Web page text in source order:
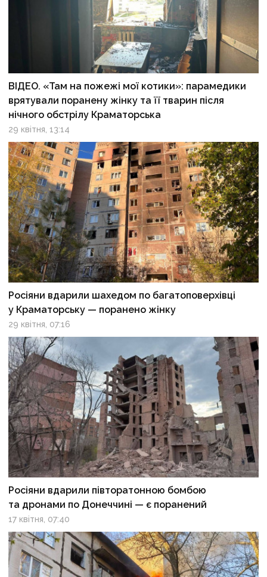
ВІДЕО. «Там на пожежі мої котики»: парамедики
врятували поранену жінку та її тварин після
нічного обстрілу Краматорська
29 квітня, 13:14
Росіяни вдарили шахедом по багатоповерхівці
у Краматорську — поранено жінку
29 квітня, 07:16
Росіяни вдарили півторатонною бомбою
та дронами по Донеччині — є поранений
17 квітня, 07:40